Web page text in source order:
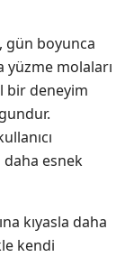
gün boyunca
molaları
bir deneyim
esnek
kıyasla daha
kendi